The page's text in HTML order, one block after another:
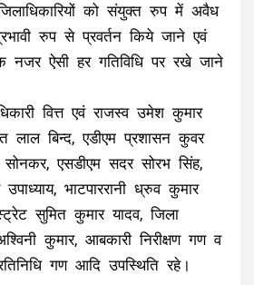
जिलाधिकारियों को संयुक्त रुप में अवैध
रुप से प्रवर्तन किये जाने एवं
ऐसी हर गतिविधि पर रखे जाने
वित्त एवं राजस्व उमेश कुमार
बिन्द, एडीएम प्रशासन कुवर
एसडीएम सदर सोरभ सिंह,
भाटपाररानी ध्रुव कुमार
सुमित कुमार यादव, जिला
कुमार, आबकारी निरीक्षण गण व
गण आदि उपस्थिति रहे।